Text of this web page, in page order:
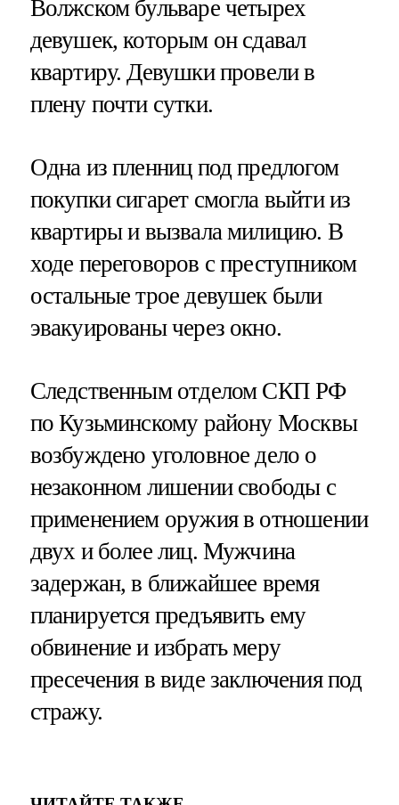
Волжском бульваре четырех
девушек, которым он сдавал
квартиру. Девушки провели в
плену почти сутки.
Одна из пленниц под предлогом
покупки сигарет смогла выйти из
квартиры и вызвала милицию. В
ходе переговоров с преступником
остальные трое девушек были
эвакуированы через окно.
Следственным отделом СКП РФ
по Кузьминскому району Москвы
возбуждено уголовное дело о
незаконном лишении свободы с
применением оружия в отношении
двух и более лиц. Мужчина
задержан, в ближайшее время
планируется предъявить ему
обвинение и избрать меру
пресечения в виде заключения под
стражу.